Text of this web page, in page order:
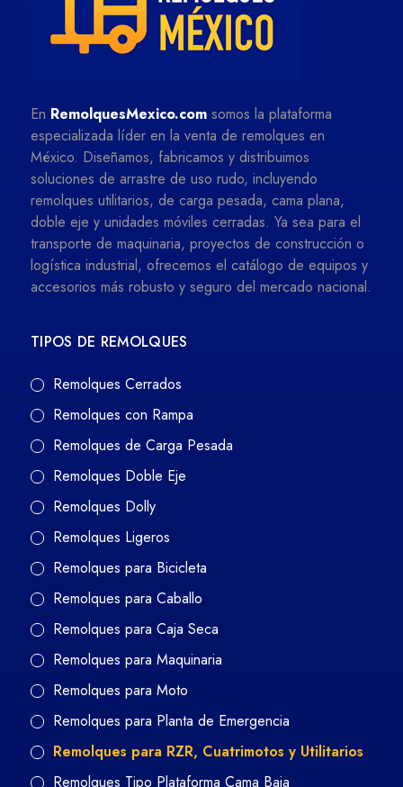
En RemolquesMexico.com somos la plataforma
especializada líder en la venta de remolques en
México. Diseñamos, fabricamos y distribuimos
soluciones de arrastre de uso rudo, incluyendo
remolques utilitarios, de carga pesada, cama plana,
doble eje y unidades móviles cerradas. Ya sea para el
transporte de maquinaria, proyectos de construcción o
logística industrial, ofrecemos el catálogo de equipos y
accesorios más robusto y seguro del mercado nacional.
TIPOS DE REMOLQUES
Remolques Cerrados
Remolques con Rampa
Remolques de Carga Pesada
Remolques Doble Eje
Remolques Dolly
Remolques Ligeros
Remolques para Bicicleta
Remolques para Caballo
Remolques para Caja Seca
Remolques para Maquinaria
Remolques para Moto
Remolques para Planta de Emergencia
Remolques para RZR, Cuatrimotos y Utilitarios
Remolques Tipo Plataforma Cama Baja